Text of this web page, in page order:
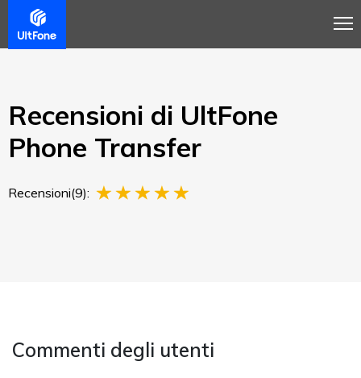
Panoramica Recensione
Recensioni di UltFone
Phone Transfer
Recensioni(9):
Commenti degli utenti